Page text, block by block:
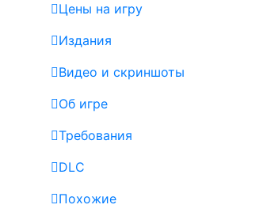
Цены на игру
Издания
Видео и скриншоты
Об игре
Требования
DLC
Похожие